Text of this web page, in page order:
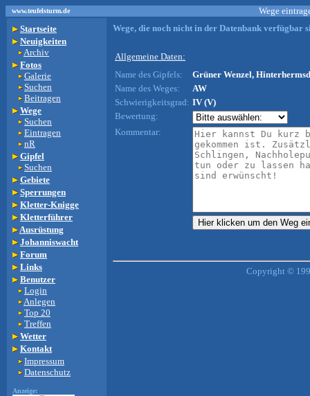
www.teufelsturm.de
Wege
Startseite
Neuigkeiten
Archiv
Fotos
Galerie
Suchen
Beitragen
Wege
Suchen
Eintragen
nR
Gipfel
Suchen
Gebiete
Sperrungen
Kletter-Knigge
Kletterführer
Ausrüstung
Johanniswacht
Forum
Links
Benutzer
Login
Anlegen
Top 20
Treffen
Wetter
Kontakt
Impressum
Datenschutz
Anzeige:
Wege, die noch nicht in der Datenbank verfügbar
Allgemeine Daten:
Name des Gipfels:
Grüner Wenzel,
Name des Weges:
AW
Schwierigkeitsgrad: IV (V)
Bewertung:
Kommentar:
Copyright ©